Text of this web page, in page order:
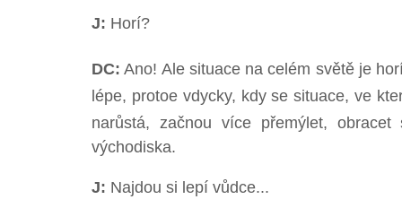
J: Horí?
DC: Ano! Ale situace na celém světě je
lépe, protoe vdycky, kdy se situace, ve
narůstá, začnou více přemýlet,
východiska.
J: Najdou si lepí vůdce...